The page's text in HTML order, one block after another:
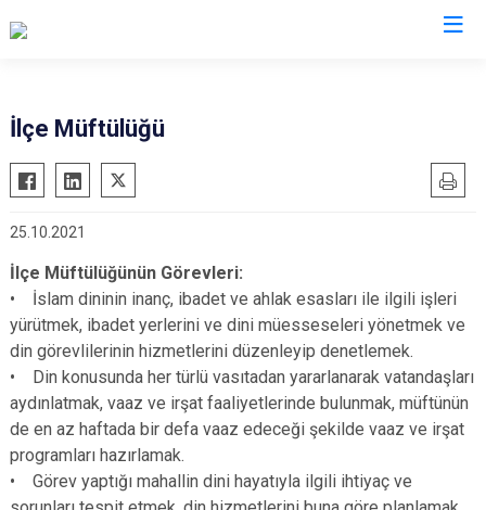
Akkışla
Bünyan
Develi
Felahiye
Hacılar
İncesu
Kocasinan
Melikgazi
Talas
Tomarza
Yahyalı
Yeşilhisar
İlçe Müftülüğü
25.10.2021
İlçe Müftülüğünün Görevleri:
• İslam dininin inanç, ibadet ve ahlak esasları ile ilgili işleri
yürütmek, ibadet yerlerini ve dini müesseseleri yönetmek ve
din görevlilerinin hizmetlerini düzenleyip denetlemek.
• Din konusunda her türlü vasıtadan yararlanarak vatandaşları
aydınlatmak, vaaz ve irşat faaliyetlerinde bulunmak, müftünün
de en az haftada bir defa vaaz edeceği şekilde vaaz ve irşat
programları hazırlamak.
• Görev yaptığı mahallin dini hayatıyla ilgili ihtiyaç ve